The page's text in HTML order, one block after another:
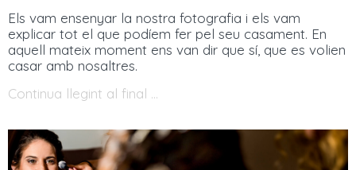
Els vam ensenyar la nostra fotografia i els vam
explicar tot el que podíem fer pel seu casament. En
aquell mateix moment ens van dir que sí, que es volien
casar amb nosaltres.
Continua llegint al final ...